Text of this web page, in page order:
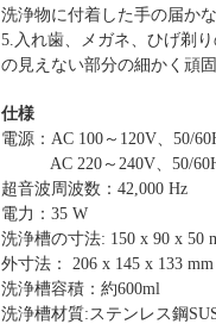
洗浄物に付着した手の届か
5. 入れ歯、メガネ、ひげ剃
の見えない部分の細かく頑
仕様
電源：AC 100 ～ 120V、 50/
AC 220 ～ 240V、50/
超音波周波数：42,000 Hz
電力：35 W
洗浄槽の寸法: 150 x 90 x 50
外寸法：
206 x 145 x 133
洗浄槽容積：約600ml
洗浄槽材質:ステンレス鋼